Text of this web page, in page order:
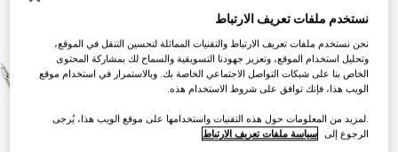
نستخدم ملفات تعريف الارتباط
نحن نستخدم ملفات تعريف الارتباط والتقنيات المماثلة لتحسين التنقل في الموقع،
وتحليل استخدام الموقع، وتعزيز جهودنا التسويقية والسماح لك بمشاركة المحتوى
الخاص بنا على شبكات التواصل الاجتماعي الخاصة بك. وبالاستمرار في استخدام موقع
الويب هذا، فإنك توافق على شروط الاستخدام هذه.
.لمزيد من المعلومات حول هذه التقنيات واستخدامها على موقع الويب هذا، يُرجى
الرجوع إلى سياسة ملفات تعريف الارتباط